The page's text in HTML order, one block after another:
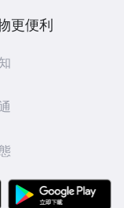
更便利
APP Store